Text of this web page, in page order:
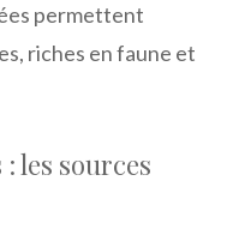
permettent
riches en faune et
les sources